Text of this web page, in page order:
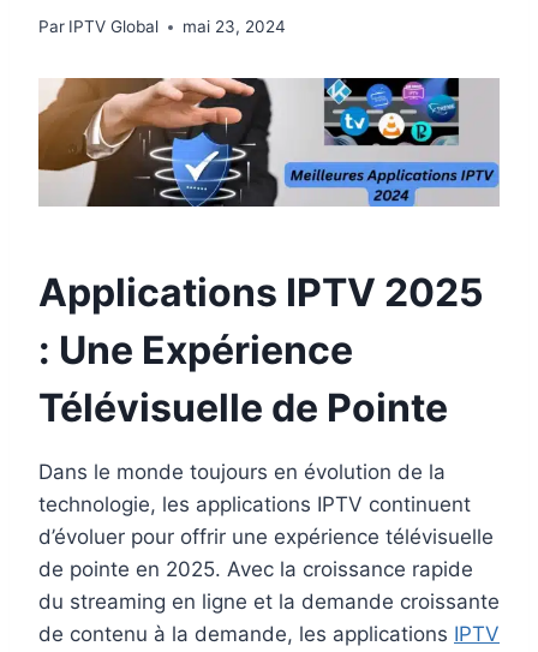
Par IPTV Global mai 23, 2024
Applications IPTV 2025
: Une Expérience
Télévisuelle de Pointe
Dans le monde toujours en évolution de la
technologie, les applications IPTV continuent
d’évoluer pour offrir une expérience télévisuelle
de pointe en 2025. Avec la croissance rapide
du streaming en ligne et la demande croissante
de contenu à la demande, les applications IPTV